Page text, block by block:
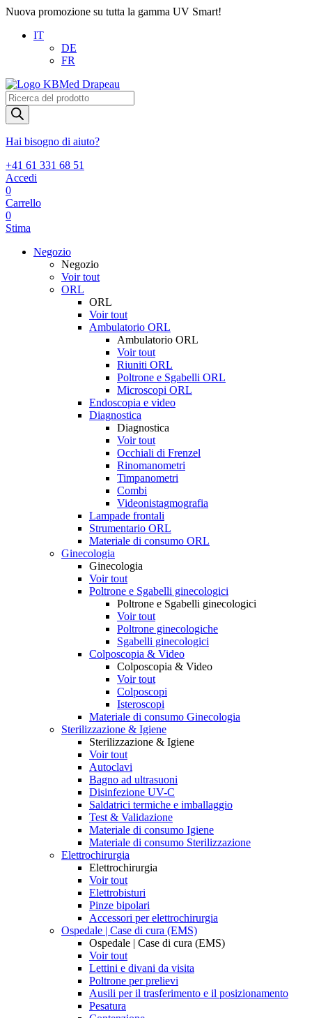
Nuova promozione su tutta la gamma UV Smart!
IT
DE
FR
Products
search
Hai bisogno di aiuto?
+41 61 331 68 51
Accedi
0
Carrello
0
Stima
Negozio
Negozio
Voir tout
ORL
ORL
Voir tout
Ambulatorio ORL
Ambulatorio ORL
Voir tout
Riuniti ORL
Poltrone e Sgabelli ORL
Microscopi ORL
Endoscopia e video
Diagnostica
Diagnostica
Voir tout
Occhiali di Frenzel
Rinomanometri
Timpanometri
Combi
Videonistagmografia
Lampade frontali
Strumentario ORL
Materiale di consumo ORL
Ginecologia
Ginecologia
Voir tout
Poltrone e Sgabelli ginecologici
Poltrone e Sgabelli ginecologici
Voir tout
Poltrone ginecologiche
Sgabelli ginecologici
Colposcopia & Video
Colposcopia & Video
Voir tout
Colposcopi
Isteroscopi
Materiale di consumo Ginecologia
Sterilizzazione & Igiene
Sterilizzazione & Igiene
Voir tout
Autoclavi
Bagno ad ultrasuoni
Disinfezione UV-C
Saldatrici termiche e imballaggio
Test & Validazione
Materiale di consumo Igiene
Materiale di consumo Sterilizzazione
Elettrochirurgia
Elettrochirurgia
Voir tout
Elettrobisturi
Pinze bipolari
Accessori per elettrochirurgia
Ospedale | Case di cura (EMS)
Ospedale | Case di cura (EMS)
Voir tout
Lettini e divani da visita
Poltrone per prelievi
Ausili per il trasferimento e il posizionamento
Pesatura